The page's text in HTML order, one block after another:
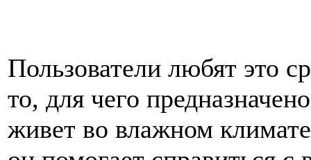
Пользователи любят это
то, для чего
живет во влажном